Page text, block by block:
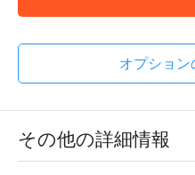
オプション
その他の詳細情報